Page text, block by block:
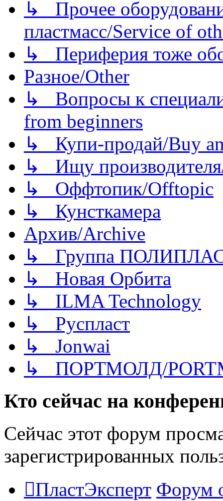
↳ Прочее
пластмасс/Service of
↳ Периферия тоже
Разное/Other
↳ Вопросы к
from beginners
↳ Купи-продай/Buy
↳ Ищу
↳ Оффтопик/Offtopic
↳ Кунсткамера
Архив/Archive
↳ Группа
↳ Новая Орбита
↳ ILMA Technology
↳ Руспласт
↳ Jonwai
↳ ПОРТМОЛД/
Кто сейчас на
Сейчас этот форум
зарегистрированных
ПластЭксперт Форум